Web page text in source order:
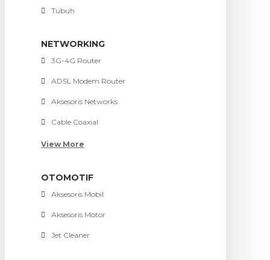
Tubuh
NETWORKING
3G-4G Router
ADSL Modem Router
Aksesoris Networks
Cable Coaxial
View More
OTOMOTIF
Aksesoris Mobil
Aksesoris Motor
Jet Cleaner